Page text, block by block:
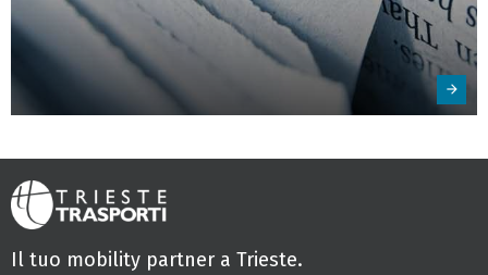
Il tuo mobility partner a Trieste.